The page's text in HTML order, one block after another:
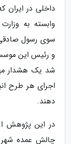
داخلی در
وابسته به
سوی رسول
و رئیس این
شد یک هشدار
اجرای هر طرح
دهند.
در این پژوهش
چالش عمده شهر